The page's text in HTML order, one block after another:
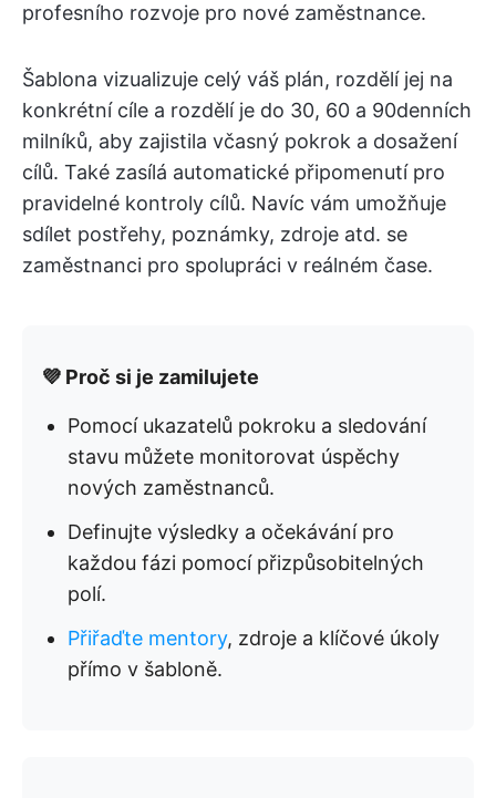
profesního rozvoje pro nové zaměstnance.
Šablona vizualizuje celý váš plán, rozdělí jej na
konkrétní cíle a rozdělí je do 30, 60 a 90denních
milníků, aby zajistila včasný pokrok a dosažení
cílů. Také zasílá automatické připomenutí pro
pravidelné kontroly cílů. Navíc vám umožňuje
sdílet postřehy, poznámky, zdroje atd. se
zaměstnanci pro spolupráci v reálném čase.
💜 Proč si je zamilujete
Pomocí ukazatelů pokroku a sledování
stavu můžete monitorovat úspěchy
nových zaměstnanců.
Definujte výsledky a očekávání pro
každou fázi pomocí přizpůsobitelných
polí.
Přiřaďte mentory, zdroje a klíčové úkoly
přímo v šabloně.